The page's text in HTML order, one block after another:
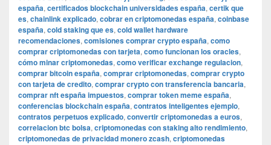
españa, certificados blockchain universidades españa, certik que
es, chainlink explicado, cobrar en criptomonedas españa, coinbase
españa, cold staking que es, cold wallet hardware
recomendaciones, comisiones comprar crypto españa, como
comprar criptomonedas con tarjeta, como funcionan los oracles,
cómo minar criptomonedas, como verificar exchange regulacion,
comprar bitcoin españa, comprar criptomonedas, comprar crypto
con tarjeta de credito, comprar crypto con transferencia bancaria,
comprar nft españa impuestos, comprar token meme españa,
conferencias blockchain españa, contratos inteligentes ejemplo,
contratos perpetuos explicado, convertir criptomonedas a euros,
correlacion btc bolsa, criptomonedas con staking alto rendimiento,
criptomonedas de privacidad monero zcash, criptomonedas